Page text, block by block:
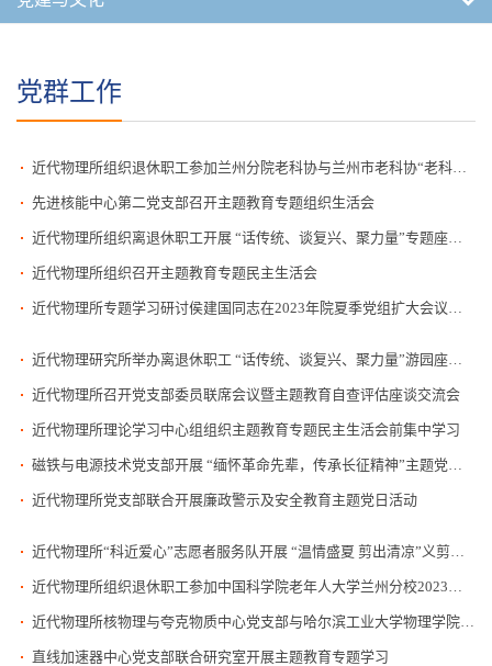
党群工作
近代物理所组织退休职工参加兰州分院老科协与兰州市老科协“老科技工作者日·重阳节”联谊活动
先进核能中心第二党支部召开主题教育专题组织生活会
近代物理所组织离退休职工开展 “话传统、谈复兴、聚力量”专题座谈会
近代物理所组织召开主题教育专题民主生活会
近代物理所专题学习研讨侯建国同志在2023年院夏季党组扩大会议精神传达会上的讲话
近代物理研究所举办离退休职工 “话传统、谈复兴、聚力量”游园座谈活动
近代物理所召开党支部委员联席会议暨主题教育自查评估座谈交流会
近代物理所理论学习中心组组织主题教育专题民主生活会前集中学习
磁铁与电源技术党支部开展 “缅怀革命先辈，传承长征精神”主题党日活动
近代物理所党支部联合开展廉政警示及安全教育主题党日活动
近代物理所“科近爱心”志愿者服务队开展 “温情盛夏 剪出清凉”义剪活动
近代物理所组织退休职工参加中国科学院老年人大学兰州分校2023年春季学期结业仪式暨成果展示活动
近代物理所核物理与夸克物质中心党支部与哈尔滨工业大学物理学院近代物理系教工党支部签署联建共建合作协议
直线加速器中心党支部联合研究室开展主题教育专题学习